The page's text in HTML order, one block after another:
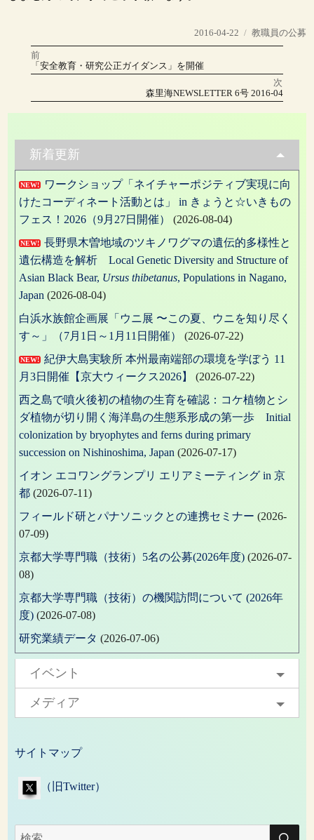
投
稿
日:
2016-04-22
カ
テ
リ
ー
教職員の公募
投
ナ
ゲ
ー
シ
ョ
ン
前
前
の
「安全教育・研究公正ガイダンス」を開催
次
の
森里海NEWSLETTER 6号 2016-04
新着更新
NEW!
ワークショップ「ネイチャーポジティブ実現に向
けたコーディネート活動とは」 in きょうと☆いきもの
フェス！2026（9月27日開催）
(2026-08-04)
NEW!
長野県木曽地域のツキノワグマの遺伝的多様性と
遺伝構造を解析 Local Genetic Diversity and Structure of
Asian Black Bear, Ursus thibetanus, Populations in Nagano,
Japan (2026-08-04)
白浜水族館企画展「ウニ展 〜この夏、ウニを知り尽く
す～」（7月1日～1月11日開催）
(2026-07-22)
NEW!
紀伊大島実験所 本州最南端部の環境を学ぼう 11
月3日開催【京大ウィークス2026】
(2026-07-22)
西之島で噴火後初の植物の生育を確認：コケ植物とシ
ダ植物が切り開く海洋島の生態系形成の第一歩 Initial
colonization by bryophytes and ferns during primary
succession on Nishinoshima, Japan (2026-07-17)
イオン エコワングランプリ エリアミーティング in 京
都 (2026-07-11)
フィールド研とパナソニックとの連携セミナー (2026-
07-09)
京都大学専門職（技術）5名の公募(2026年度) (2026-07-
08)
京都大学専門職（技術）の機関訪問について (2026年
度) (2026-07-08)
研究業績データ (2026-07-06)
イベント
メディア
サイトマップ
（旧Twitter）
検
検